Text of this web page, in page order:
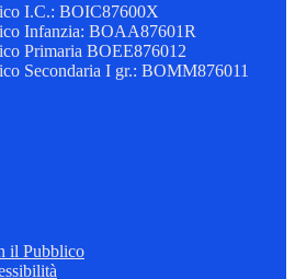
I.C.: BOIC87600X
Infanzia: BOAA87601R
Primaria BOEE876012
Secondaria I gr.: BOMM876011
il Pubblico